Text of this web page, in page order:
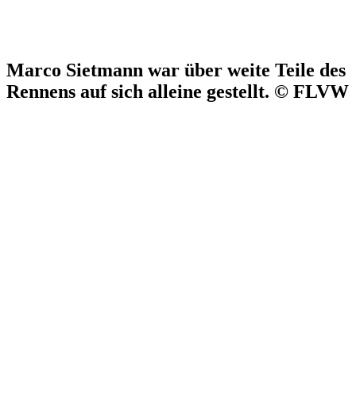
Marco Sietmann war über weite Teile des
Rennens auf sich alleine gestellt. © FLVW